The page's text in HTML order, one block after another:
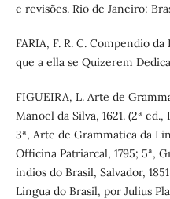
e revisões. Rio de Janeiro:
FARIA, F. R. C. Compendio
que a ella se Quizerem
FIGUEIRA, L. Arte de
Manoel da Silva, 1621. (2ª
3ª, Arte de Grammatica da
Officina Patriarcal, 1795; 5ª,
indios do Brasil, Salvador,
Lingua do Brasil, por Julius